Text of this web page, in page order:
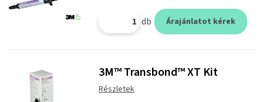
db Árajánlatot kérek
3M™ Transbond™ XT Kit
Részletek